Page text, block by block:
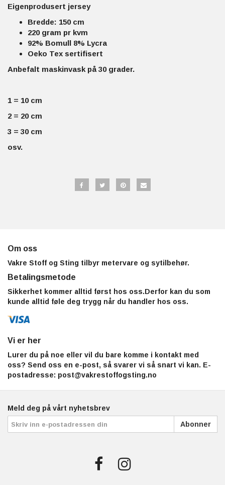
Eigenprodusert jersey
Bredde: 150 cm
220 gram pr kvm
92% Bomull 8% Lycra
Oeko Tex sertifisert
Anbefalt maskinvask på 30 grader.
1 = 10 cm
2 = 20 cm
3 = 30 cm
osv.
Om oss
Vakre Stoff og Sting tilbyr metervare og sytilbehør.
Betalingsmetode
Sikkerhet kommer alltid først hos oss.Derfor kan du som
kunde alltid føle deg trygg når du handler hos oss.
Vi er her
Lurer du på noe eller vil du bare komme i kontakt med
oss? Send oss en e-post, så svarer vi så snart vi kan. E-
postadresse: post@vakrestoffogsting.no
Meld deg på vårt nyhetsbrev
Abonner